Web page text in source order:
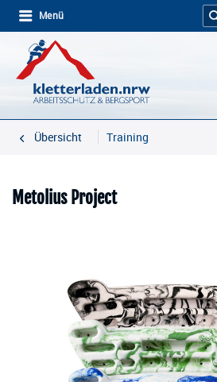
Menü
Übersicht Training
Metolius Project